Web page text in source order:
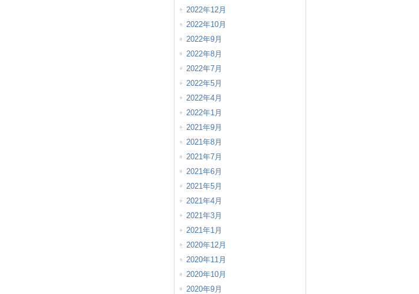
2022年12月
2022年10月
2022年9月
2022年8月
2022年7月
2022年5月
2022年4月
2022年1月
2021年9月
2021年8月
2021年7月
2021年6月
2021年5月
2021年4月
2021年3月
2021年1月
2020年12月
2020年11月
2020年10月
2020年9月